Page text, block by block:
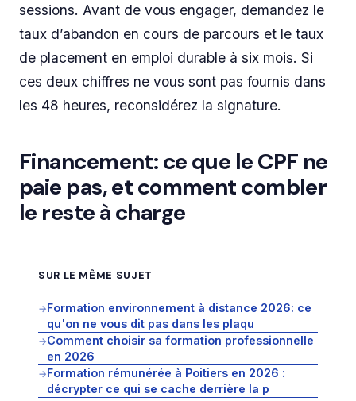
sessions. Avant de vous engager, demandez le
taux d’abandon en cours de parcours et le taux
de placement en emploi durable à six mois. Si
ces deux chiffres ne vous sont pas fournis dans
les 48 heures, reconsidérez la signature.
Financement: ce que le CPF ne
paie pas, et comment combler
le reste à charge
SUR LE MÊME SUJET
→Formation environnement à distance 2026: ce
qu'on ne vous dit pas dans les plaqu
→Comment choisir sa formation professionnelle
en 2026
→Formation rémunérée à Poitiers en 2026 :
décrypter ce qui se cache derrière la p